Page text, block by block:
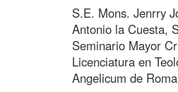
S.E. Mons. Jenrry
Antonio la Cuesta,
Seminario Mayor
Licenciatura en
Angelicum de